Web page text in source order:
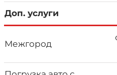
Доп. услуги
Межгород